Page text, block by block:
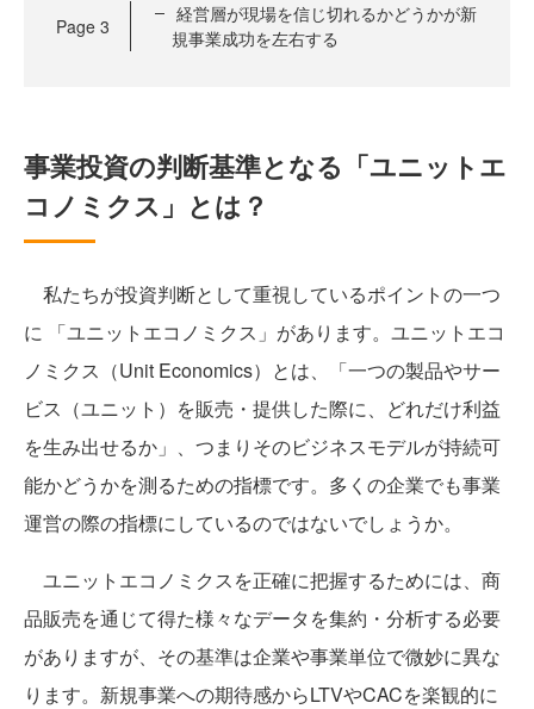
Page 3
経営層が現場を信じ切れるかどうかが新
規事業成功を左右する
事業投資の判断基準となる「ユニットエ
コノミクス」とは？
私たちが投資判断として重視しているポイントの一つ
に 「ユニットエコノミクス」があります。ユニットエコ
ノミクス（Unit Economics）とは、「一つの製品やサー
ビス（ユニット）を販売・提供した際に、どれだけ利益
を生み出せるか」、つまりそのビジネスモデルが持続可
能かどうかを測るための指標です。多くの企業でも事業
運営の際の指標にしているのではないでしょうか。
ユニットエコノミクスを正確に把握するためには、商
品販売を通じて得た様々なデータを集約・分析する必要
がありますが、その基準は企業や事業単位で微妙に異な
ります。新規事業への期待感からLTVやCACを楽観的に